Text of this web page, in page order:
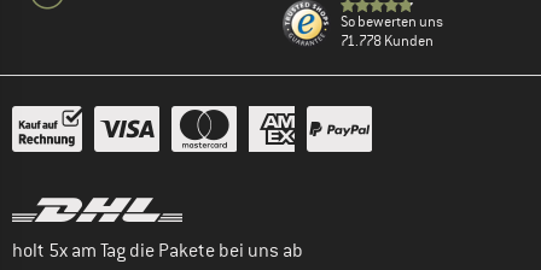
So bewerten uns
71.778 Kunden
holt 5x am Tag die Pakete bei uns ab